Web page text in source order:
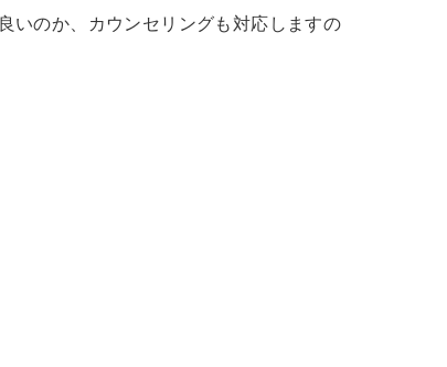
いのか、カウンセリングも対応しますの